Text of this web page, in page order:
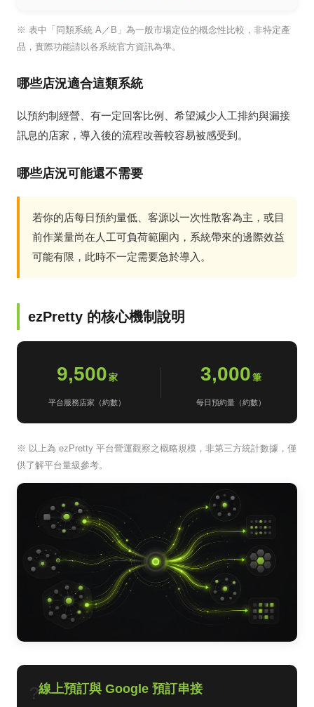
※ 表中「同類系統 A／B」為一般市場定位的概念性比較，非特定產
品，實際功能請以各系統官方資訊為準。
哪些店況適合這類系統
以預約制經營、有一定回客比例、希望減少人工排約與漏接
訊息的店家，導入後的流程改善較容易被感受到。
哪些店況可能還不需要
若你的店每日預約量低、客源以一次性散客為主，或目
前作業量尚在人工可負荷範圍內，系統帶來的邊際效益
可能有限，此時不一定需要急於導入。
ezPretty 的核心機制說明
9,500 家
平台服務店家（約數）
3,000 筆
每日預約量（約數）
※ 以上為 ezPretty 平台營運觀察之概略規模，非第三方統計數據，僅
供了解平台量級參考。
?線上預訂與 Google 預訂串接